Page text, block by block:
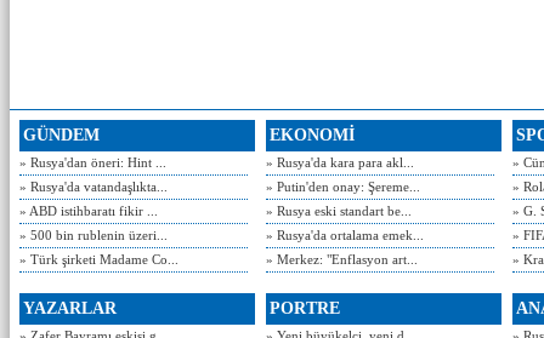
GÜNDEM
» Rusya'dan öneri: Hint ...
» Rusya'da vatandaşlıkta...
» ABD istihbaratı fikir ...
» 500 bin rublenin üzeri...
» Türk şirketi Madame Co...
EKONOMİ
» Rusya'da kara para akl...
» Putin'den onay: Şereme...
» Rusya eski standart be...
» Rusya'da ortalama emek...
» Merkez: "Enflasyon art...
»
»
» G.
»
»
YAZARLAR PORTRE